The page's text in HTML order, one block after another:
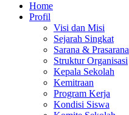
Home
Profil
Visi dan Misi
Sejarah Singkat
Sarana & Prasarana
Struktur Organisasi
Kepala Sekolah
Kemitraan
Program Kerja
Kondisi Siswa